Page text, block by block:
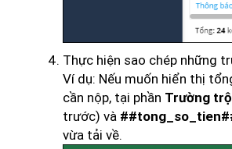
Thực hiện sao chép những
Ví dụ: Nếu muốn hiển thị
cần nộp, tại phần Trường
trước) và
vừa tải về.